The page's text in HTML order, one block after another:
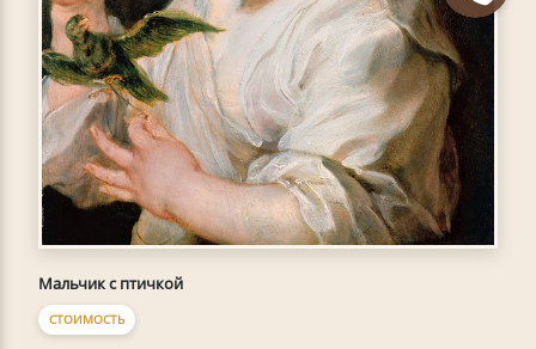
Мальчик с птичкой
СТОИМОСТЬ